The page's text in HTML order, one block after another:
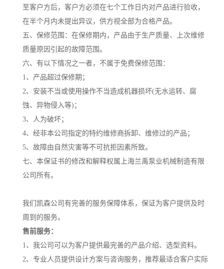
至客户方后，客户方必须在七个工作日内对产品进行验收，
在半个月内未提出异议，供方视全部为合格产品。
五、保修范围：在保修期内，产品由于生产质量、上次维修
质量原因引起的故障范围。
六、有以下情况之一者，不属于免费保修范围：
1、产品超过保修期；
2、安装不当或使用操作不当造成机器损坏(无水运转、腐
蚀、异物侵入等)；
3、人为破坏；
4、经非本公司指定的特约维修商拆卸、维修过的产品；
5、故障由自然灾害等不可抗拒因素所致。
七、本保证书的修改和解释权属上海兰禹泵业机械制造有限
公司所有。
我们凯森公司有完善的服务保障体系，保证为客户提供及时
周到的服务。
售前服务：
1、我公司可以为客户提供最完善的产品介绍、选型资料。
2、专业人员提供设计方案与咨询服务，推荐最适合客户实际